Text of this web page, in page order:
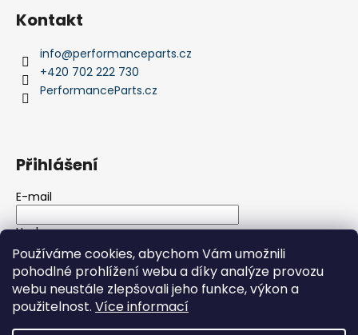
Používáme cookies, abychom Vám umožnili
pohodlné prohlížení webu a díky analýze provozu
webu neustále zlepšovali jeho funkce, výkon a
použitelnost. Více informací
Kontakt
info@performanceparts.cz
+420 702 222 730
PerformanceParts.cz
Přihlášení
E-mail
Heslo
PŘIHLÁSIT SE
Nová registraceZapomenuté heslo